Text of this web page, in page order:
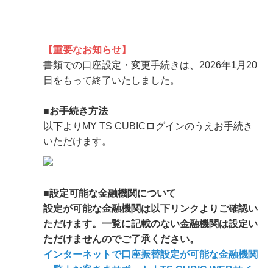
【重要なお知らせ】
書類での口座設定・変更手続きは、2026年1月20
日をもって終了いたしました。
■お手続き方法
以下よりMY TS CUBICログインのうえお手続き
いただけます。
■設定可能な金融機関について
設定が可能な金融機関は以下リンクよりご確認い
ただけます。一覧に記載のない金融機関は設定い
ただけませんのでご了承ください。
インターネットで口座振替設定が可能な金融機関